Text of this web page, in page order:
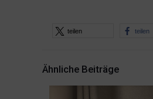
teilen teilen
Ähnliche Beiträge